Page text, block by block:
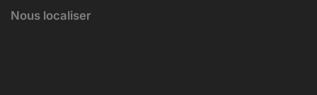
Nous localiser